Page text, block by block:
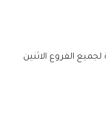
الفروع الاثنين